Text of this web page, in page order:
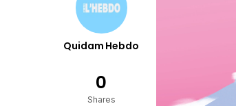
Quidam Hebdo
0
Shares